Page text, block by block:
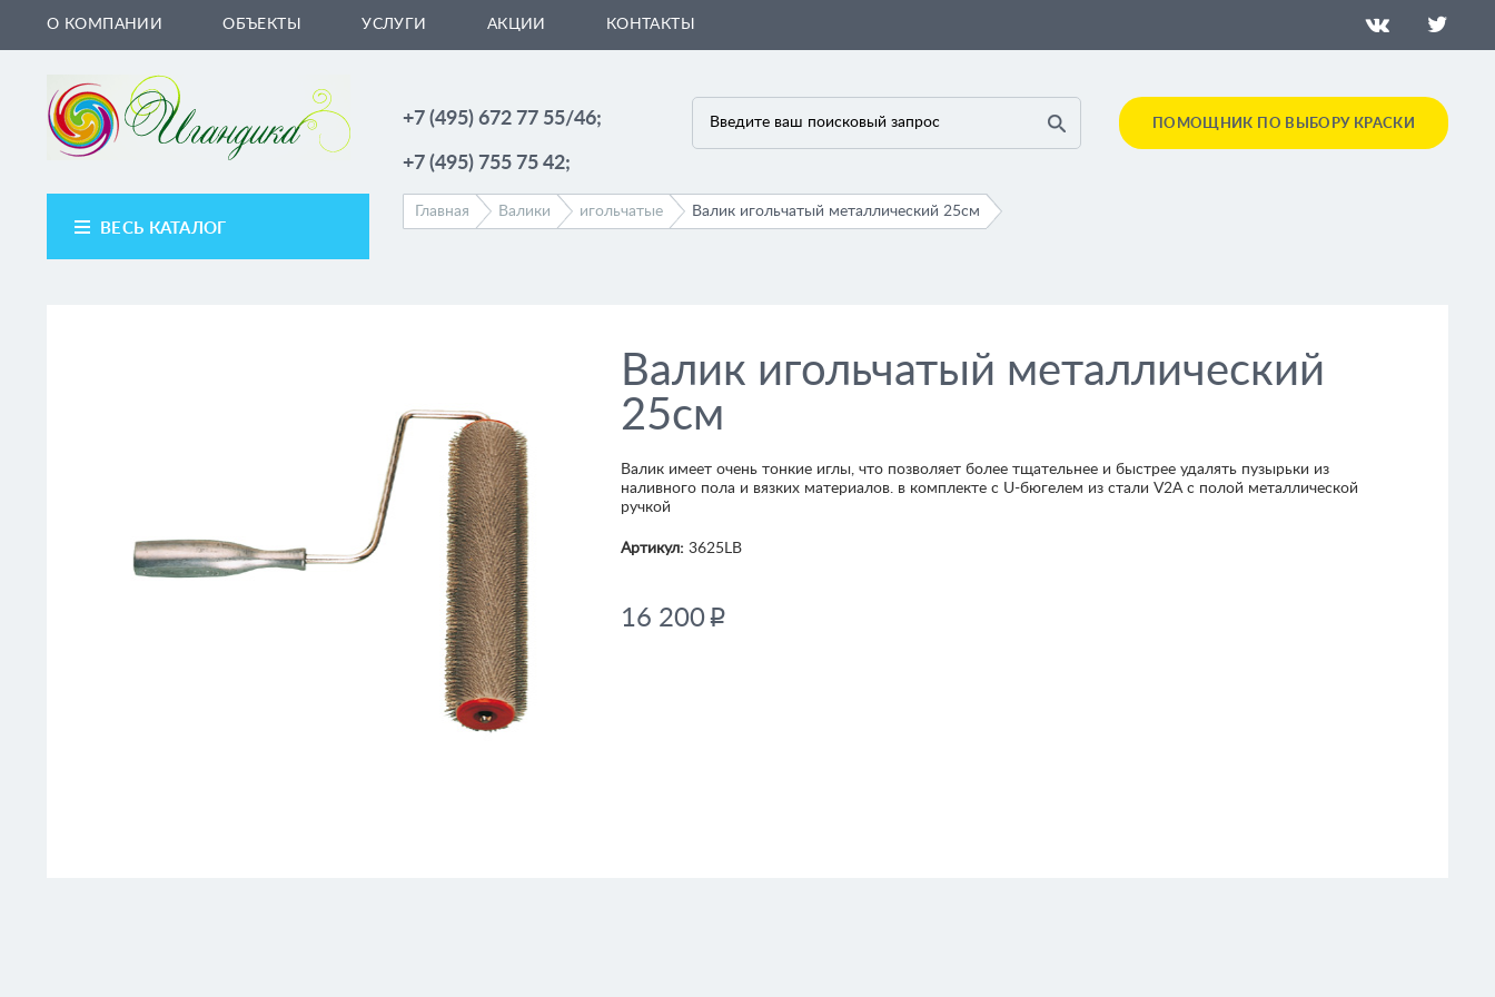
О КОМПАНИИ
ОБЪЕКТЫ УСЛУГИ АКЦИИ КОНТАКТЫ
+7 (495) 672 77 55/46;
+7 (495) 755 75 42;
ПОМОЩНИК ПО ВЫБОРУ КРАСКИ
ВЕСЬ КАТАЛОГ
Главная Валики игольчатые Валик игольчатый металлический 25см
Валик игольчатый металлический
25см
Валик имеет очень тонкие иглы, что позволяет более тщательнее и быстрее удалять пузырьки из
наливного пола и вязких материалов. в комплекте с U-бюгелем из стали V2А с полой металлической
ручкой
Артикул: 3625LB
16 200p